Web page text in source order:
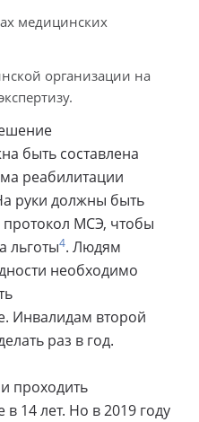
медицинских
организации на
быть составлена
реабилитации
руки должны быть
МСЭ, чтобы
льготы4. Людям
необходимо
Инвалидам второй
раз в год.
проходить
14 лет. Но в 2019 году